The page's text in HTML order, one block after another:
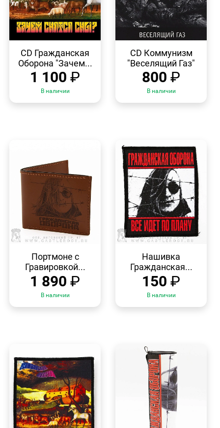
CD Гражданская
Оборона "Зачем...
1 100 ₽
В наличии
CD Коммунизм
"Веселящий Газ"
800 ₽
В наличии
ПРОСМОТР
Портмоне с
Гравировкой...
1 890 ₽
В наличии
ПРОСМОТР
Нашивка
Гражданская...
150 ₽
В наличии